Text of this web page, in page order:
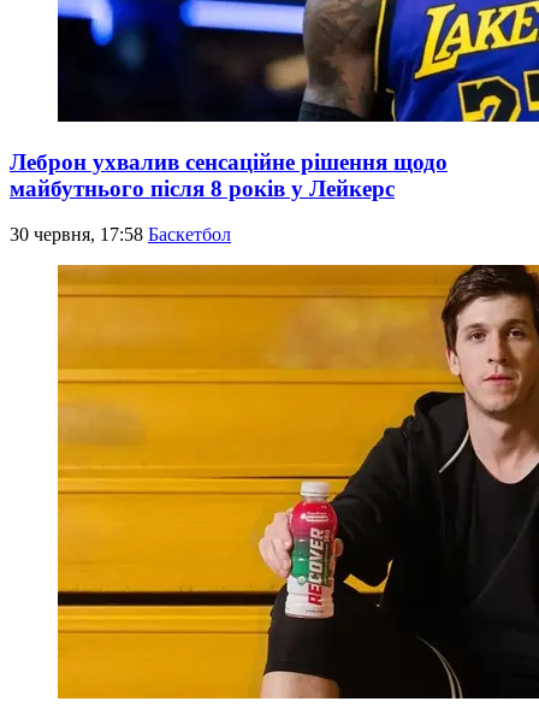
Леброн ухвалив сенсаційне рішення щодо
майбутнього після 8 років у Лейкерс
30 червня, 17:58 Баскетбол